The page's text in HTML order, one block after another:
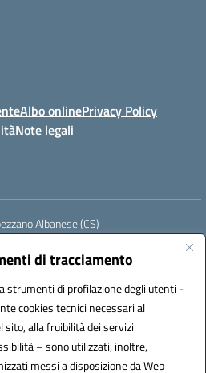
di tracciamento
strumenti di profilazione degli utenti -
cookies tecnici necessari al
alla fruibilità dei servizi
– sono utilizzati, inoltre,
messi a disposizione da Web
Albo onlinePrivacy Policy
Note legali
Albanese (CS)
csic878003@pec.istruzione.it
(IPA): istsc_csic878003
UFK2HU